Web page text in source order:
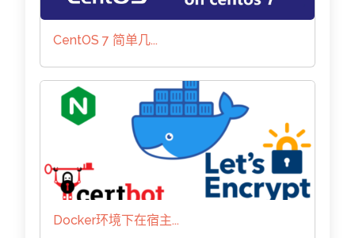
CentOS 7 简单几...
Docker环境下在宿主...